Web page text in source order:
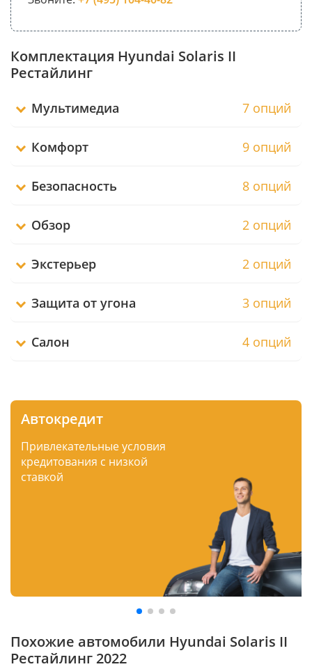
Комплектация Hyundai Solaris II
Рестайлинг
Мультимедиа 7 опций
Комфорт 9 опций
Безопасность 8 опций
Обзор 2 опций
Экстерьер 2 опций
Защита от угона 3 опций
Салон 4 опций
Автокредит
Привлекательные условия
кредитования с низкой
ставкой
Похожие автомобили Hyundai Solaris II
Рестайлинг 2022